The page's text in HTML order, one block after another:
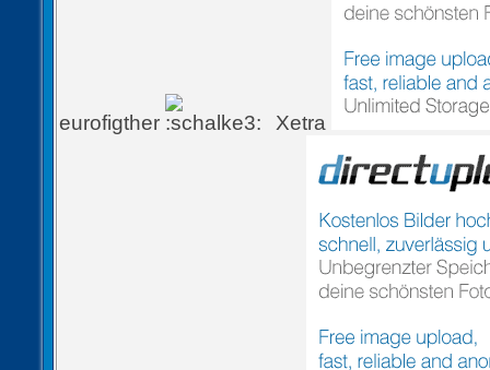
eurofigther Xetra